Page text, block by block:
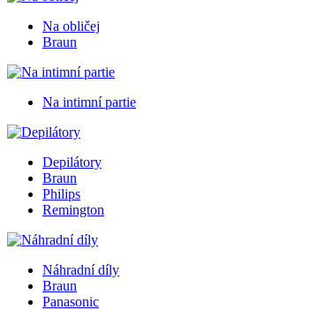
Na obličej
Braun
Na intimní partie
Depilátory
Braun
Philips
Remington
Náhradní díly
Braun
Panasonic